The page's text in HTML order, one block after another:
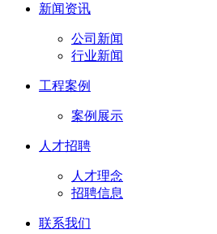
新闻资讯
公司新闻
行业新闻
工程案例
案例展示
人才招聘
人才理念
招聘信息
联系我们